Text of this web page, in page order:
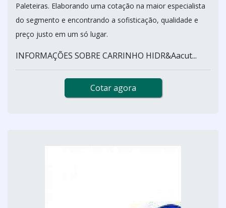
Paleteiras. Elaborando uma cotação na maior especialista
do segmento e encontrando a sofisticação, qualidade e
preço justo em um só lugar.
INFORMAÇÕES SOBRE CARRINHO HIDR&Aacut...
Cotar agora